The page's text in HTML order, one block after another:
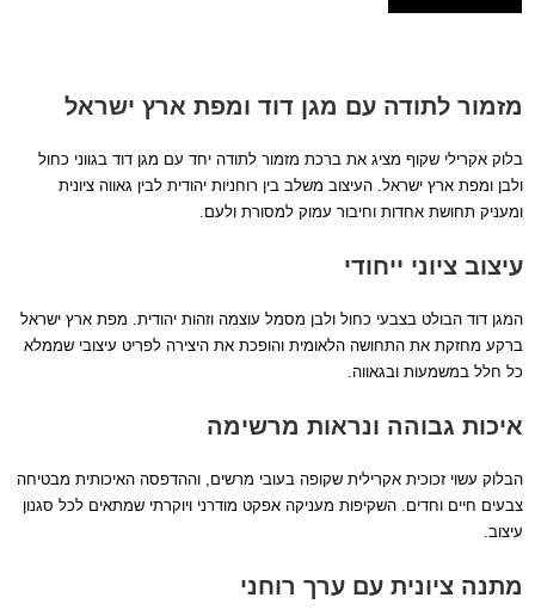
מזמור לתודה עם מגן דוד ומפת ארץ ישראל
בלוק אקרילי שקוף מציג את ברכת מזמור לתודה יחד עם מגן דוד בגווני כחול
ולבן ומפת ארץ ישראל. העיצוב משלב בין רוחניות יהודית לבין גאווה ציונית
ומעניק תחושת אחדות וחיבור עמוק למסורת ולעם.
עיצוב ציוני ייחודי
המגן דוד הבולט בצבעי כחול ולבן מסמל עוצמה וזהות יהודית. מפת ארץ ישראל
ברקע מחזקת את התחושה הלאומית והופכת את היצירה לפריט עיצובי שממלא
כל חלל במשמעות ובגאווה.
איכות גבוהה ונראות מרשימה
הבלוק עשוי זכוכית אקרילית שקופה בעובי מרשים, וההדפסה האיכותית מבטיחה
צבעים חיים וחדים. השקיפות מעניקה אפקט מודרני ויוקרתי שמתאים לכל סגנון
עיצוב.
מתנה ציונית עם ערך רוחני